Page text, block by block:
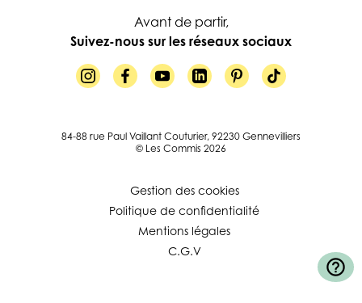
Avant de partir,
Suivez-nous sur les réseaux sociaux
84-88 rue Paul Vaillant Couturier, 92230 Gennevilliers
© Les Commis 2026
Gestion des cookies
Politique de confidentialité
Mentions légales
C.G.V
help_outline